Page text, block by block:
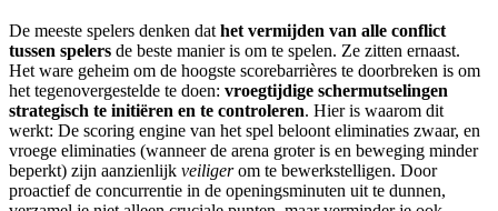
De meeste spelers denken dat het vermijden van alle conflict
tussen spelers de beste manier is om te spelen. Ze zitten ernaast.
Het ware geheim om de hoogste scorebarrières te doorbreken is om
het tegenovergestelde te doen: vroegtijdige schermutselingen
strategisch te initiëren en te controleren. Hier is waarom dit
werkt: De scoring engine van het spel beloont eliminaties zwaar, en
vroege eliminaties (wanneer de arena groter is en beweging minder
beperkt) zijn aanzienlijk veiligerom te bewerkstelligen. Door
proactief de concurrentie in de openingsminuten uit te dunnen,